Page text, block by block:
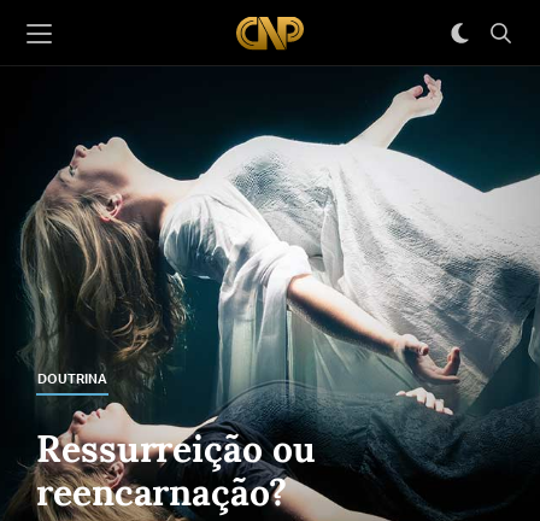
DOUTRINA
Ressurreição ou
reencarnação?